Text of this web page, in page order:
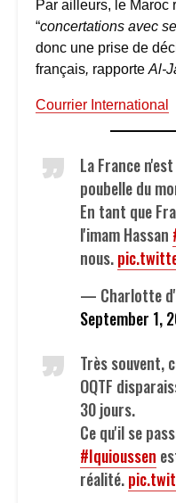
Par ailleurs, le Maroc
“concertations avec
donc une prise de
français, rapporte Al-
Courrier International
La France
poubelle du
En tant que
l'imam Hassan
nous.
— Charlotte
September 1,
Très souvent,
OQTF
30 jours.
Ce qu'il se
#Iquioussen
réalité.